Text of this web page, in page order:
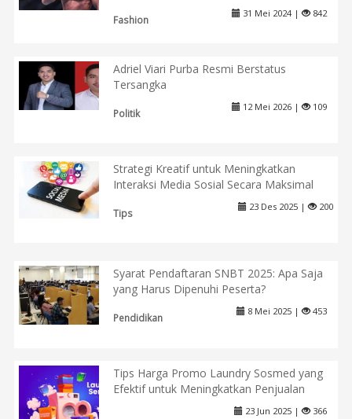
Fashion
31 Mei 2024 | 842
Adriel Viari Purba Resmi Berstatus
Tersangka
Politik
12 Mei 2026 | 109
Strategi Kreatif untuk Meningkatkan
Interaksi Media Sosial Secara Maksimal
Tips
23 Des 2025 | 200
Syarat Pendaftaran SNBT 2025: Apa Saja
yang Harus Dipenuhi Peserta?
Pendidikan
8 Mei 2025 | 453
Tips Harga Promo Laundry Sosmed yang
Efektif untuk Meningkatkan Penjualan
23 Jun 2025 | 366